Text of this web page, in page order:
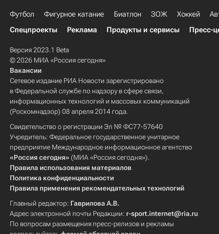
Футбол Фигурное катание Биатлон ЗОЖ Хоккей
Спецпроекты
Реклама Продукты и сервисы Пресс-
Версия 2023.1 Beta
© 2026 МИА «Россия сегодня»
Вакансии
Сетевое издание РИА Новости зарегистрировано
в Федеральной службе по надзору в сфере связи,
информационных технологий и массовых коммуникаций
(Роскомнадзор) 08 апреля 2014 года.
Свидетельство о регистрации Эл № ФС77-57640
Учредитель: Федеральное государственное унитарное
предприятие Международное информационное агентство
«Россия сегодня» (МИА «Россия сегодня»).
Правила использования материалов
Политика конфиденциальности
Правила применения рекомендательных технологий
Главный редактор: Гаврилова А.В.
Адрес электронной почты Редакции: r-sport.internet@ria.ru
По вопросам размещения пресс-релизов и рекламы